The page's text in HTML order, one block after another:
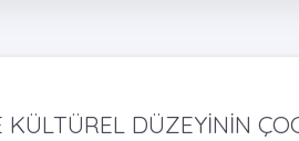
DÜZEYİNİN